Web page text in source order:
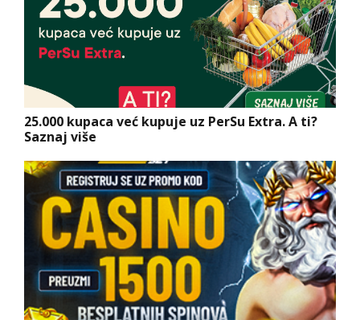
25.000 kupaca već kupuje uz PerSu Extra. A ti?
Saznaj više